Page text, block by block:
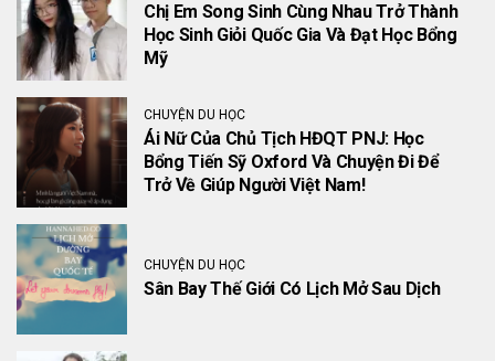
Chị Em Song Sinh Cùng Nhau Trở Thành
Học Sinh Giỏi Quốc Gia Và Đạt Học Bổng
Mỹ
CHUYỆN DU HỌC
Ái Nữ Của Chủ Tịch HĐQT PNJ: Học
Bổng Tiến Sỹ Oxford Và Chuyện Đi Để
Trở Về Giúp Người Việt Nam!
CHUYỆN DU HỌC
Sân Bay Thế Giới Có Lịch Mở Sau Dịch